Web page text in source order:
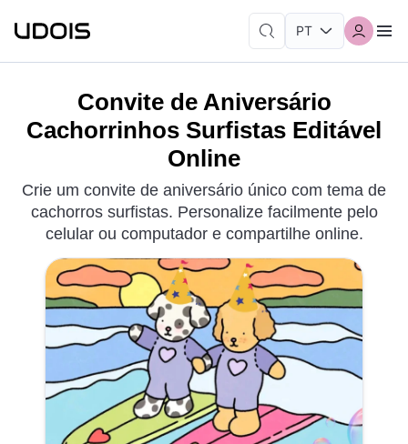
Convite de Aniversário
Cachorrinhos Surfistas Editável
Online
Crie um convite de aniversário único com tema de
cachorros surfistas. Personalize facilmente pelo
celular ou computador e compartilhe online.